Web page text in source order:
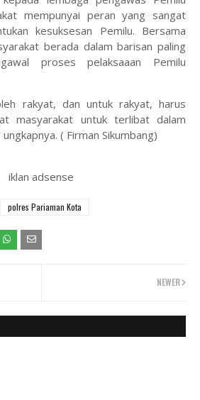
mempunyai peran yang sangat
kesuksesan Pemilu. Bersama
berada dalam barisan paling
proses pelaksaaan Pemilu
rakyat, dan untuk rakyat, harus
masyarakat untuk terlibat dalam
( Firman Sikumbang)
iklan adsense
polres Pariaman Kota
NEWER